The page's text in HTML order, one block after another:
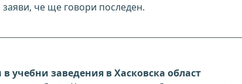
че ще говори последен.
учебни заведения в Хасковска област